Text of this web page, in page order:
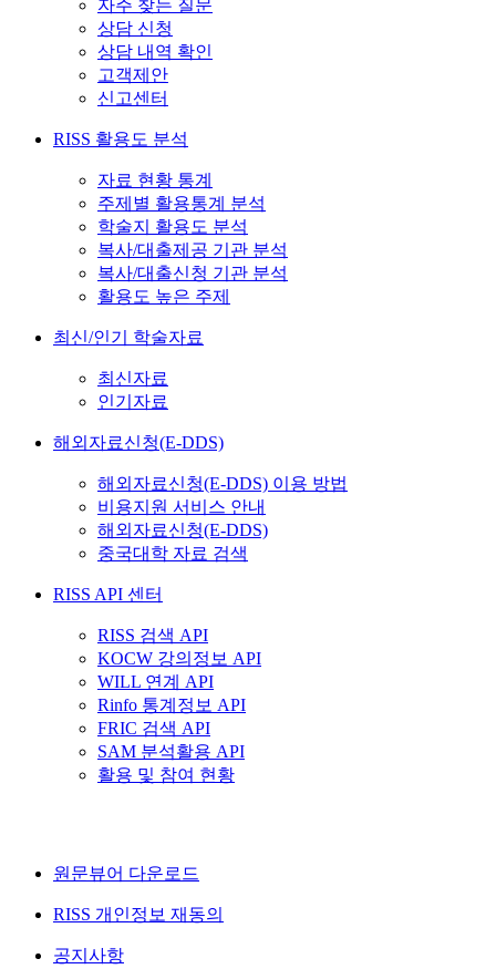
자주 찾는 질문
상담 신청
상담 내역 확인
고객제안
신고센터
RISS 활용도 분석
자료 현황 통계
주제별 활용통계 분석
학술지 활용도 분석
복사/대출제공 기관 분석
복사/대출신청 기관 분석
활용도 높은 주제
최신/인기 학술자료
최신자료
인기자료
해외자료신청(E-DDS)
해외자료신청(E-DDS) 이용 방법
비용지원 서비스 안내
해외자료신청(E-DDS)
중국대학 자료 검색
RISS API 센터
RISS 검색 API
KOCW 강의정보 API
WILL 연계 API
Rinfo 통계정보 API
FRIC 검색 API
SAM 분석활용 API
활용 및 참여 현황
원문뷰어 다운로드
RISS 개인정보 재동의
공지사항